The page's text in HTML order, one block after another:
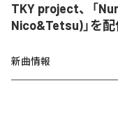
TKY project、「
Nico&Tetsu)」を
新曲情報